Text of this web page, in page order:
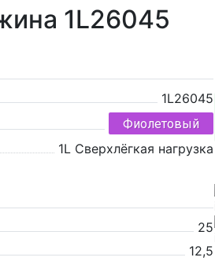
1L26045
1L26045
Фиолетовый
1L Сверхлёгкая нагрузка
25
12,5